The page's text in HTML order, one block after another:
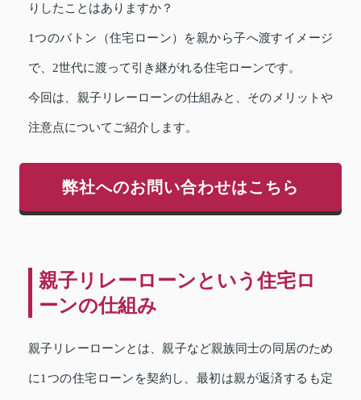
りしたことはありますか？
1つのバトン（住宅ローン）を親から子へ渡すイメージ
で、2世代に渡って引き継がれる住宅ローンです。
今回は、親子リレーローンの仕組みと、そのメリットや
注意点についてご紹介します。
弊社へのお問い合わせはこちら
親子リレーローンという住宅ロ
ーンの仕組み
親子リレーローンとは、親子など親族同士の同居のため
に1つの住宅ローンを契約し、最初は親が返済するも定